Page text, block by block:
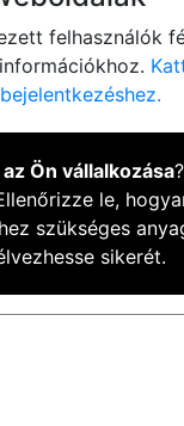
felhasználók
bejelentkezéshez.
az Ön vállalkozása?
le,
szükséges
sikerét.